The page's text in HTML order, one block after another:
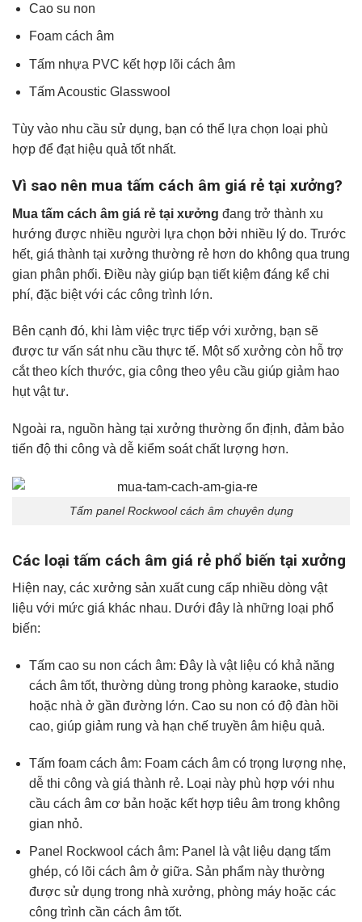
Cao su non
Foam cách âm
Tấm nhựa PVC kết hợp lõi cách âm
Tấm Acoustic Glasswool
Tùy vào nhu cầu sử dụng, bạn có thể lựa chọn loại phù
hợp để đạt hiệu quả tốt nhất.
Vì sao nên mua tấm cách âm giá rẻ tại xưởng?
Mua tấm cách âm giá rẻ tại xưởng đang trở thành xu
hướng được nhiều người lựa chọn bởi nhiều lý do. Trước
hết, giá thành tại xưởng thường rẻ hơn do không qua trung
gian phân phối. Điều này giúp bạn tiết kiệm đáng kể chi
phí, đặc biệt với các công trình lớn.
Bên cạnh đó, khi làm việc trực tiếp với xưởng, bạn sẽ
được tư vấn sát nhu cầu thực tế. Một số xưởng còn hỗ trợ
cắt theo kích thước, gia công theo yêu cầu giúp giảm hao
hụt vật tư.
Ngoài ra, nguồn hàng tại xưởng thường ổn định, đảm bảo
tiến độ thi công và dễ kiểm soát chất lượng hơn.
Tấm panel Rockwool cách âm chuyên dụng
Các loại tấm cách âm giá rẻ phổ biến tại xưởng
Hiện nay, các xưởng sản xuất cung cấp nhiều dòng vật
liệu với mức giá khác nhau. Dưới đây là những loại phổ
biến:
Tấm cao su non cách âm: Đây là vật liệu có khả năng
cách âm tốt, thường dùng trong phòng karaoke, studio
hoặc nhà ở gần đường lớn. Cao su non có độ đàn hồi
cao, giúp giảm rung và hạn chế truyền âm hiệu quả.
Tấm foam cách âm: Foam cách âm có trọng lượng nhẹ,
dễ thi công và giá thành rẻ. Loại này phù hợp với nhu
cầu cách âm cơ bản hoặc kết hợp tiêu âm trong không
gian nhỏ.
Panel Rockwool cách âm: Panel là vật liệu dạng tấm
ghép, có lõi cách âm ở giữa. Sản phẩm này thường
được sử dụng trong nhà xưởng, phòng máy hoặc các
công trình cần cách âm tốt.